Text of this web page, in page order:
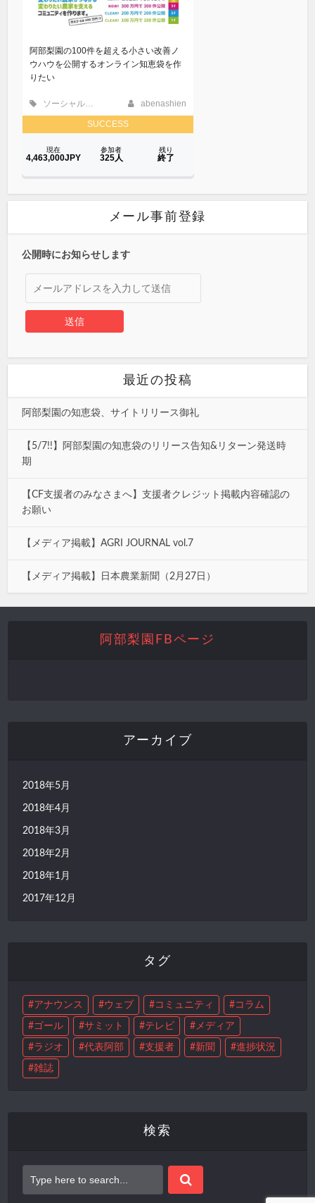
メール事前登録
公開時にお知らせします
最近の投稿
阿部梨園の知恵袋、サイトリリース御礼
【5/7!!】阿部梨園の知恵袋のリリース告知&リターン発送時
期
【CF支援者のみなさまへ】支援者クレジット掲載内容確認の
お願い
【メディア掲載】AGRI JOURNAL vol.7
【メディア掲載】日本農業新聞（2月27日）
阿部梨園FBページ
アーカイブ
2018年5月
2018年4月
2018年3月
2018年2月
2018年1月
2017年12月
タグ
アナウンス ウェブ コミュニティ コラム
ゴール サミット テレビ メディア
ラジオ 代表阿部 支援者 新聞 進捗状況
雑誌
検索